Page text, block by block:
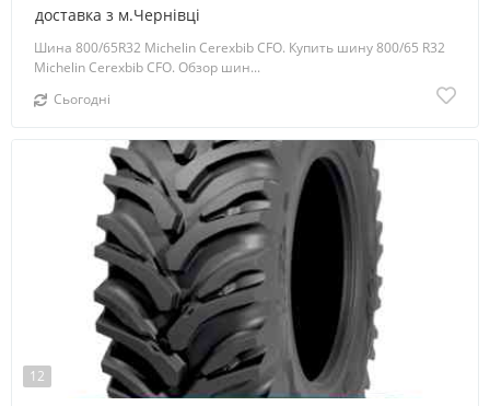
доставка з м.Чернівці
Шина 800/65R32 Michelin Cerexbib CFO. Купить шину 800/65 R32
Michelin Cerexbib CFO. Обзор шин...
Сьогодні
12